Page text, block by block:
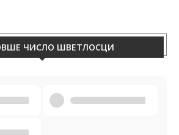
ЧИСЛО ШВЕТЛОСЦИ